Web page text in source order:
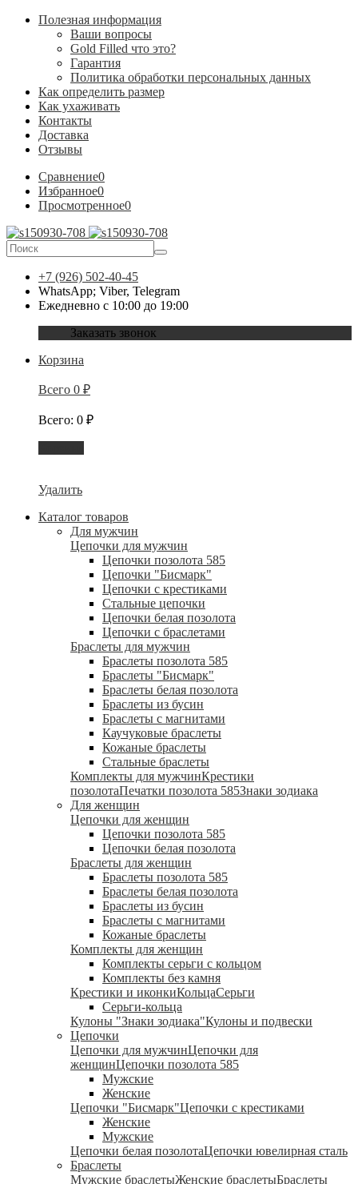
Полезная информация
Ваши вопросы
Gold Filled что это?
Гарантия
Политика обработки персональных данных
Как определить размер
Как ухаживать
Контакты
Доставка
Отзывы
Сравнение0
Избранное0
Просмотренное0
+7 (926) 502-40-45
WhatsApp; Viber, Telegram
Ежедневно с 10:00 до 19:00
Заказать звонок
Корзина
Всего 0 ₽
Всего: 0 ₽
Удалить
Каталог товаров
Для мужчин
Цепочки для мужчин
Цепочки позолота 585
Цепочки "Бисмарк"
Цепочки с крестиками
Стальные цепочки
Цепочки белая позолота
Цепочки с браслетами
Браслеты для мужчин
Браслеты позолота 585
Браслеты "Бисмарк"
Браслеты белая позолота
Браслеты из бусин
Браслеты с магнитами
Каучуковые браслеты
Кожаные браслеты
Стальные браслеты
Комплекты для мужчинКрестики
позолотаПечатки позолота 585Знаки зодиака
Для женщин
Цепочки для женщин
Цепочки позолота 585
Цепочки белая позолота
Браслеты для женщин
Браслеты позолота 585
Браслеты белая позолота
Браслеты из бусин
Браслеты с магнитами
Кожаные браслеты
Комплекты для женщин
Комплекты серьги с кольцом
Комплекты без камня
Крестики и иконкиКольцаСерьги
Серьги-кольца
Кулоны "Знаки зодиака"Кулоны и подвески
Цепочки
Цепочки для мужчинЦепочки для
женщинЦепочки позолота 585
Мужские
Женские
Цепочки "Бисмарк"Цепочки с крестиками
Женские
Мужские
Цепочки белая позолотаЦепочки ювелирная сталь
Браслеты
Мужские браслетыЖенские браслетыБраслеты